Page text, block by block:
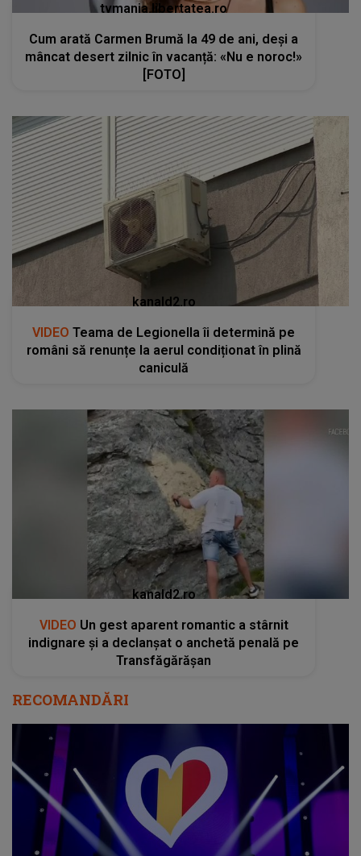
tvmania.libertatea.ro
Cum arată Carmen Brumă la 49 de ani, deși a
mâncat desert zilnic în vacanță: «Nu e noroc!»
[FOTO]
kanald2.ro
VIDEO Teama de Legionella îi determină pe
români să renunțe la aerul condiționat în plină
caniculă
kanald2.ro
VIDEO Un gest aparent romantic a stârnit
indignare și a declanșat o anchetă penală pe
Transfăgărășan
RECOMANDĂRI